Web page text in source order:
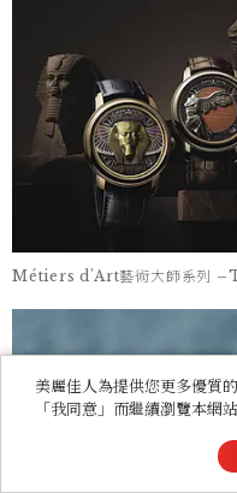
Métiers d'Art藝術大師系列
美麗佳人為提供您更多優質
「我同意」而繼續瀏覽本網